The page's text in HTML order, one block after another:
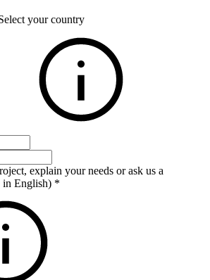
your country
explain your needs or ask us a
in English) *